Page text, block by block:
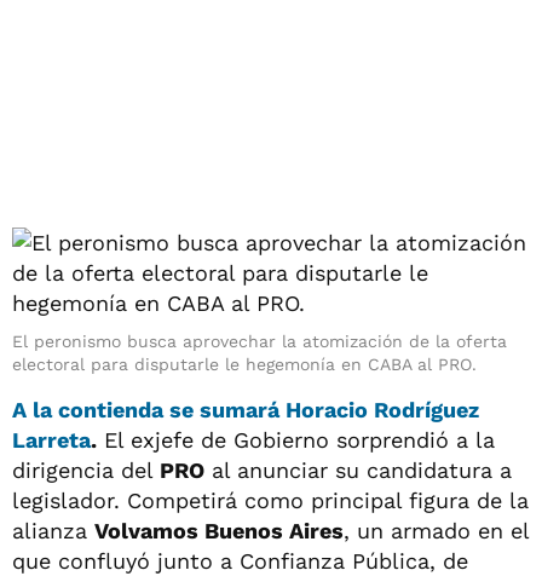
El peronismo busca aprovechar la atomización de la oferta
electoral para disputarle le hegemonía en CABA al PRO.
A la contienda se sumará Horacio Rodríguez
Larreta. El exjefe de Gobierno sorprendió a la
dirigencia del PRO al anunciar su candidatura a
legislador. Competirá como principal figura de la
alianza Volvamos Buenos Aires, un armado en el
que confluyó junto a Confianza Pública, de